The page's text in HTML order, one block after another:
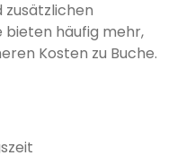
zusätzlichen
bieten häufig mehr,
Kosten zu Buche.